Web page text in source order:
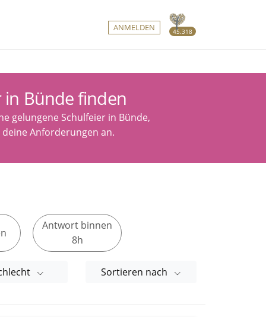
45.318
ANMELDEN
in Bünde finden
gelungene Schulfeier in Bünde,
Anforderungen an.
Antwort binnen
8h
Sortieren nach